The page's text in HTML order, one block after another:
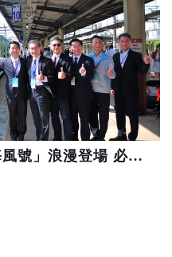
甜點觀光列車「夢幻色海風號」浪漫登場 必吃限定馬卡龍、米其林冰淇淋